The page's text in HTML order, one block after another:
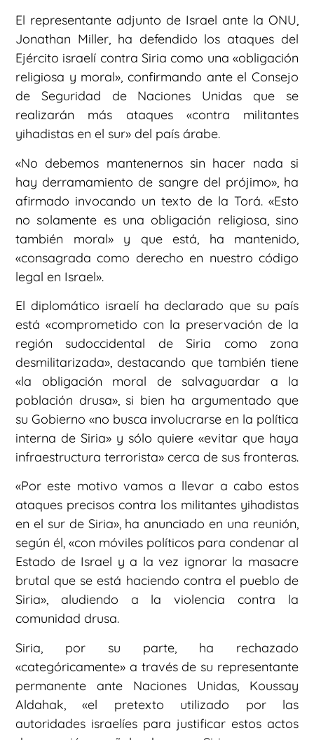
El representante adjunto de Israel ante la ONU,
Jonathan Miller, ha defendido los ataques del
Ejército israelí contra Siria como una «obligación
religiosa y moral», confirmando ante el Consejo
de Seguridad de Naciones Unidas que se
realizarán más ataques «contra militantes
yihadistas en el sur» del país árabe.
«No debemos mantenernos sin hacer nada si
hay derramamiento de sangre del prójimo», ha
afirmado invocando un texto de la Torá. «Esto
no solamente es una obligación religiosa, sino
también moral» y que está, ha mantenido,
«consagrada como derecho en nuestro código
legal en Israel».
El diplomático israelí ha declarado que su país
está «comprometido con la preservación de la
región sudoccidental de Siria como zona
desmilitarizada», destacando que también tiene
«la obligación moral de salvaguardar a la
población drusa», si bien ha argumentado que
su Gobierno «no busca involucrarse en la política
interna de Siria» y sólo quiere «evitar que haya
infraestructura terrorista» cerca de sus fronteras.
«Por este motivo vamos a llevar a cabo estos
ataques precisos contra los militantes yihadistas
en el sur de Siria», ha anunciado en una reunión,
según él, «con móviles políticos para condenar al
Estado de Israel y a la vez ignorar la masacre
brutal que se está haciendo contra el pueblo de
Siria», aludiendo a la violencia contra la
comunidad drusa.
Siria, por su parte, ha rechazado
«categóricamente» a través de su representante
permanente ante Naciones Unidas, Koussay
Aldahak, «el pretexto utilizado por las
autoridades israelíes para justificar estos actos